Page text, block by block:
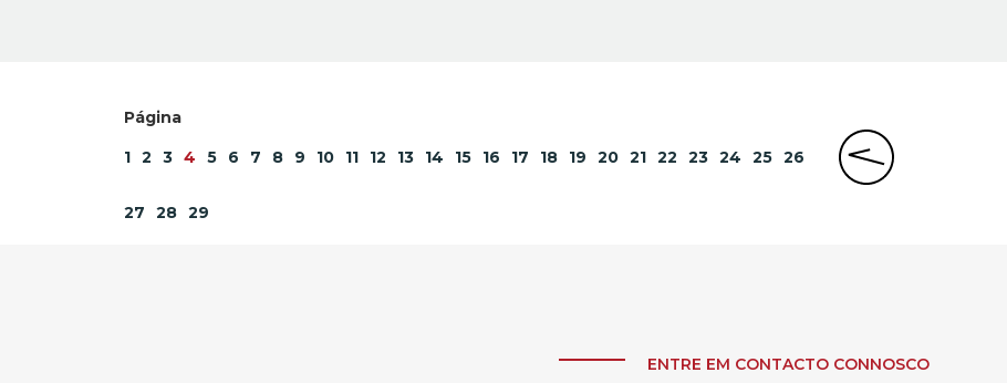
1 2 3 4 5 6 7 8 9 10 11 12 13 14 15 16 17 18 19 20 21 22 23 24 25 26
27 28 29
ENTRE EM CONTACTO CONNOSCO